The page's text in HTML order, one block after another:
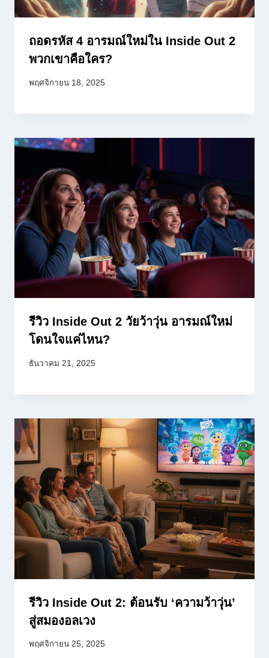
ถอดรหัส 4 อารมณ์ใหม่ใน Inside Out 2
พวกเขาคือใคร?
พฤศจิกายน 18, 2025
รีวิว Inside Out 2 วัยว้าวุ่น อารมณ์ใหม่
โดนใจแค่ไหน?
ธันวาคม 21, 2025
รีวิว Inside Out 2: ต้อนรับ ‘ความว้าวุ่น’
สู่สมองอลเวง
พฤศจิกายน 25, 2025